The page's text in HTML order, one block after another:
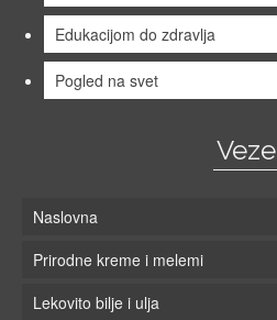
Edukacijom do zdravlja
Pogled na svet
Veze
Naslovna
Prirodne kreme i melemi
Lekovito bilje i ulja